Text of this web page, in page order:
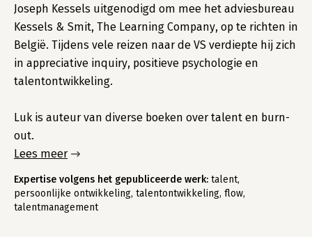
Joseph Kessels uitgenodigd om mee het adviesbureau
Kessels & Smit, The Learning Company, op te richten in
België. Tijdens vele reizen naar de VS verdiepte hij zich
in appreciative inquiry, positieve psychologie en
talentontwikkeling.
Luk is auteur van diverse boeken over talent en burn-
out.
Lees meer
Expertise volgens het gepubliceerde werk: talent,
persoonlijke ontwikkeling, talentontwikkeling, flow,
talentmanagement